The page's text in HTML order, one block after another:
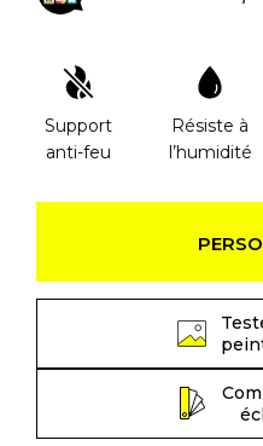
Support
anti-feu
Résiste à
l’humidité